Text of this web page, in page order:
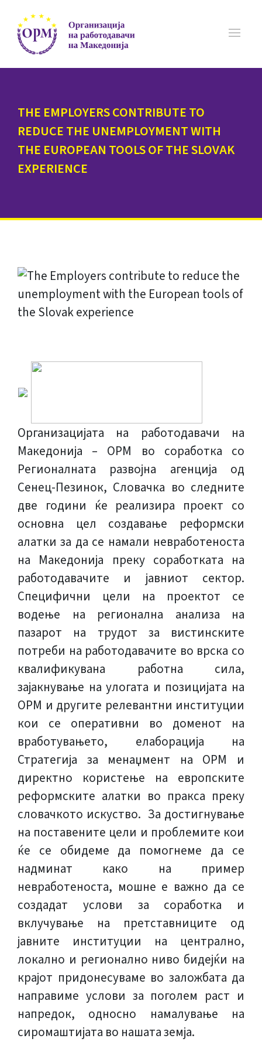
THE EMPLOYERS CONTRIBUTE TO
REDUCE THE UNEMPLOYMENT WITH
THE EUROPEAN TOOLS OF THE SLOVAK
EXPERIENCE
Организацијата на работодавачи на
Македонија – ОРМ во соработка со
Регионалната развојна агенција од
Сенец-Пезинок, Словачка во следните
две години ќе реализира проект со
основна цел создавање реформски
алатки за да се намали невработеноста
на Македонија преку соработката на
работодавачите и јавниот сектор.
Специфични цели на проектот се
водење на регионална анализа на
пазарот на трудот за вистинските
потреби на работодавачите во врска со
квалификувана работна сила,
зајакнување на улогата и позицијата на
ОРМ и другите релевантни институции
кои се оперативни во доменот на
вработувањето, елаборација на
Стратегија за менаџмент на ОРМ и
директно користење на европските
реформските алатки во пракса преку
словачкото искуство. За достигнување
на поставените цели и проблемите кои
ќе се обидеме да помогнеме да се
надминат како на пример
невработеноста, мошне е важно да се
создадат услови за соработка и
вклучување на претставниците од
јавните институции на централно,
локално и регионално ниво бидејќи на
крајот придонесуваме во заложбата да
направиме услови за поголем раст и
напредок, односно намалување на
сиромаштијата во нашата земја.